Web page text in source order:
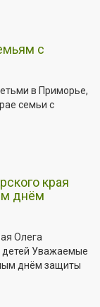
с
в Приморье,
семьи с
края
днём
Олега
Уважаемые
днём защиты